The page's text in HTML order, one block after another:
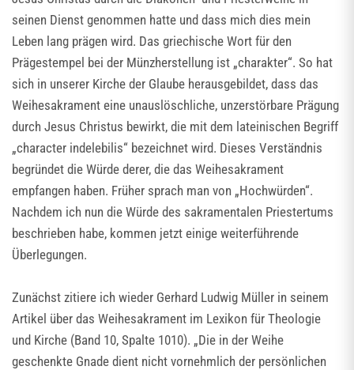
seinen Dienst genommen hatte und dass mich dies mein
Leben lang prägen wird. Das griechische Wort für den
Prägestempel bei der Münzherstellung ist „charakter“. So hat
sich in unserer Kirche der Glaube herausgebildet, dass das
Weihesakrament eine unauslöschliche, unzerstörbare Prägung
durch Jesus Christus bewirkt, die mit dem lateinischen Begriff
„character indelebilis“ bezeichnet wird. Dieses Verständnis
begründet die Würde derer, die das Weihesakrament
empfangen haben. Früher sprach man von „Hochwürden“.
Nachdem ich nun die Würde des sakramentalen Priestertums
beschrieben habe, kommen jetzt einige weiterführende
Überlegungen.
Zunächst zitiere ich wieder Gerhard Ludwig Müller in seinem
Artikel über das Weihesakrament im Lexikon für Theologie
und Kirche (Band 10, Spalte 1010). „Die in der Weihe
geschenkte Gnade dient nicht vornehmlich der persönlichen